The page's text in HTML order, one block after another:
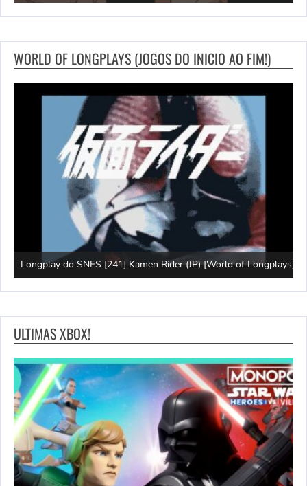
WORLD OF LONGPLAYS (JOGOS DO INICIO AO FIM!)
Longplay do SNES [241] Kamen Rider (JP) [World of Longplays]
ULTIMAS XBOX!